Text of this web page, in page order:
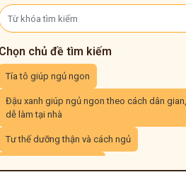
Chọn chủ đề tìm kiếm
Tía tô giúp ngủ ngon
Đậu xanh giúp ngủ ngon theo cách dân
dễ làm tại nhà
Tư thế dưỡng thận và cách ngủ